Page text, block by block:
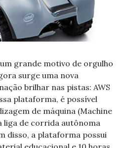
grande motivo de orgulho
surge uma nova
brilhar nas pistas: AWS
plataforma, é possível
de máquina (Machine
liga de corrida autônoma
disso, a plataforma possui